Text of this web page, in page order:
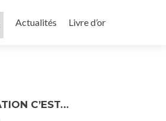
Actualités Livre d’or
C’EST…